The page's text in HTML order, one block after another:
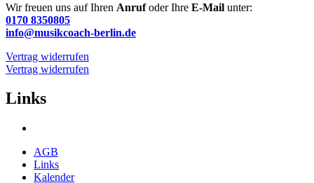
Wir freuen uns auf Ihren Anrufoder Ihre E-Mail unter:
0170 8350805
info@musikcoach-berlin.de
Vertrag widerrufen
Vertrag widerrufen
Links
AGB
Links
Kalender